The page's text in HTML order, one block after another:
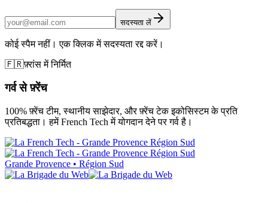
सदस्यता लें
कोई स्पैम नहीं। एक क्लिक में सदस्यता रद्द करें।
🇫🇷फ़्रांस में निर्मित
गर्व से फ़्रेंच
100% फ़्रेंच टीम, स्थानीय साझेदार, और फ़्रेंच टेक इकोसिस्टम के प्रति
प्रतिबद्धता। हमें French Tech में योगदान देने पर गर्व है।
Grande Provence • Région Sud